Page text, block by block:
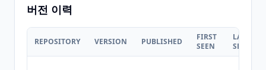
버전 이력
REPOSITORY VERSION PUBLISHED
FIRST
SEEN
LAST
SEEN